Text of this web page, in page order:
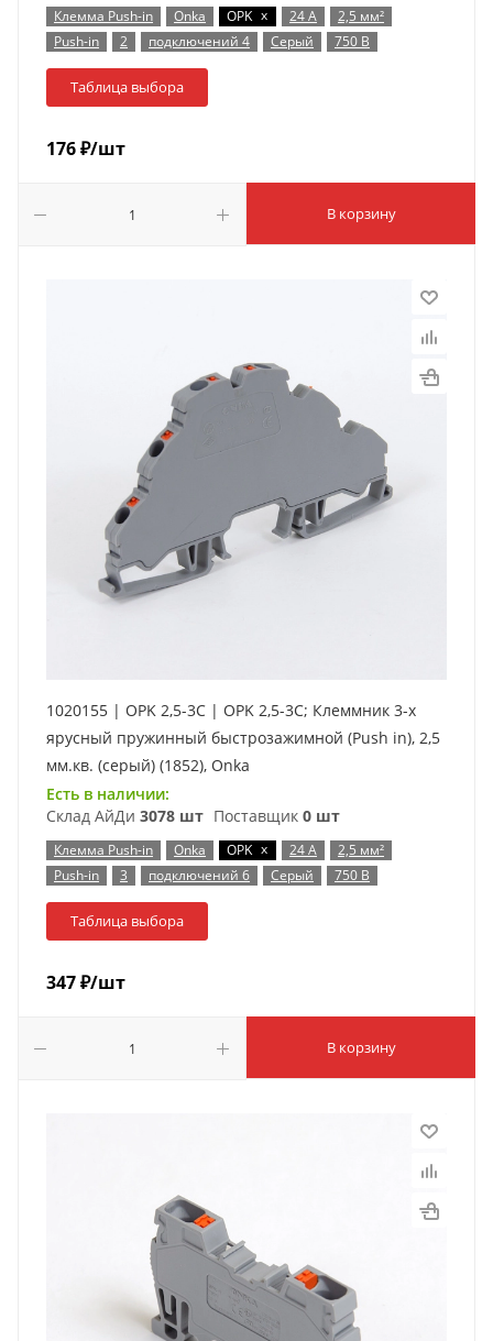
Клемма Push-in Onka OPK x 24 А
2,5 мм²
Push-in
2 подключений 4 Серый 750 В
Таблица выбора
176₽/шт
В корзину
1020155 | OPK 2,5-3C | OPK 2,5-3C; Клеммник 3-х
ярусный пружинный быстрозажимной (Push in), 2,5
мм.кв. (серый) (1852), Onka
Есть в наличии:
Склад АйДи 3078 шт Поставщик 0 шт
Клемма Push-in Onka OPK x 24 А
2,5 мм²
Push-in
3 подключений 6 Серый 750 В
Таблица выбора
347₽/шт
В корзину